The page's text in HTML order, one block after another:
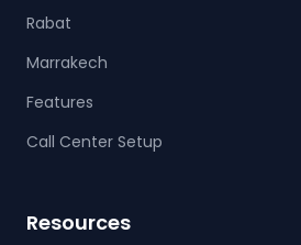
Rabat
Marrakech
Features
Call Center Setup
Resources